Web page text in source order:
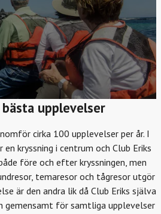
upplevelser
cirka 100 upplevelser per år. I
kryssning i centrum och Club Eriks
före och efter kryssningen, men
temaresor och tågresor utgör
är den andra lik då Club Eriks själva
gemensamt för samtliga upplevelser